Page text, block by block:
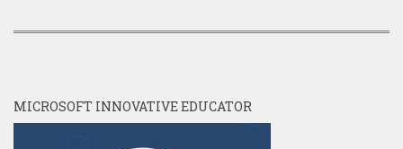
MICROSOFT INNOVATIVE EDUCATOR